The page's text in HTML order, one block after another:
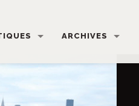
ARCHIVES